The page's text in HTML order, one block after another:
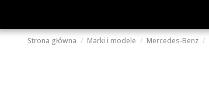
Strona główna Marki i modele Mercedes-Benz